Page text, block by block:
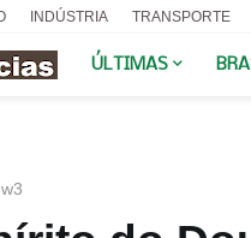
INDÚSTRIA TRANSPORTE
ÚLTIMAS
w3